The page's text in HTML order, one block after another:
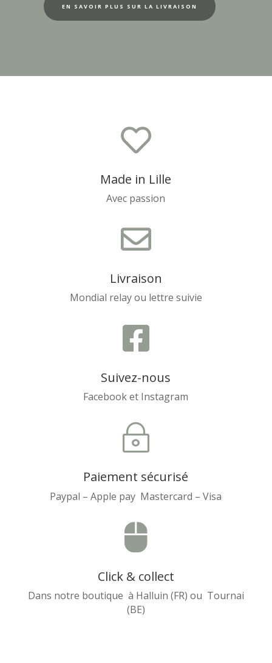
EN SAVOIR PLUS SUR LA LIVRAISON

Made in Lille
Avec passion

Livraison
Mondial relay ou lettre suivie

Suivez-nous
Facebook et Instagram
~
Paiement sécurisé
Paypal – Apple pay Mastercard – Visa

Click & collect
Dans notre boutique à Halluin (FR) ou Tournai
(BE)